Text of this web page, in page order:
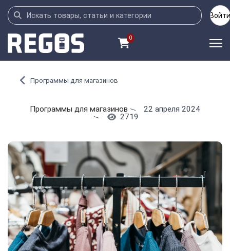
0
Программы для магазинов
Программы для магазинов
22 апреля 2024
2719